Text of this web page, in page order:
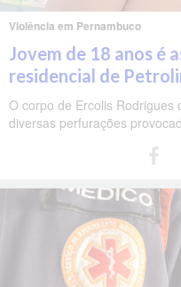
Violência em Pernambuco
Jovem de 18 anos é
residencial de
O corpo de Ercolis Rodrigues
diversas perfurações